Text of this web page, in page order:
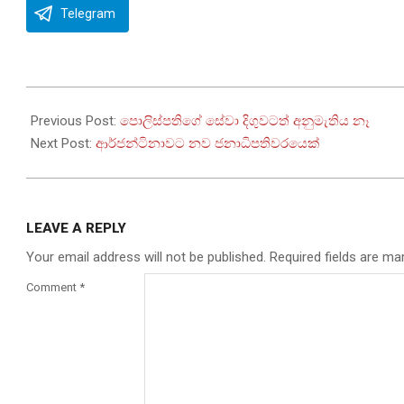
Telegram
11-
20
Previous Post: පොලිස්පතිගේ සේවා දිගුවටත් අනුමැතිය නෑ
Next Post: ආර්ජන්ටිනාවට නව ජනාධිපතිවරයෙක්
LEAVE A REPLY
Your email address will not be published. Required fields are
Comment *